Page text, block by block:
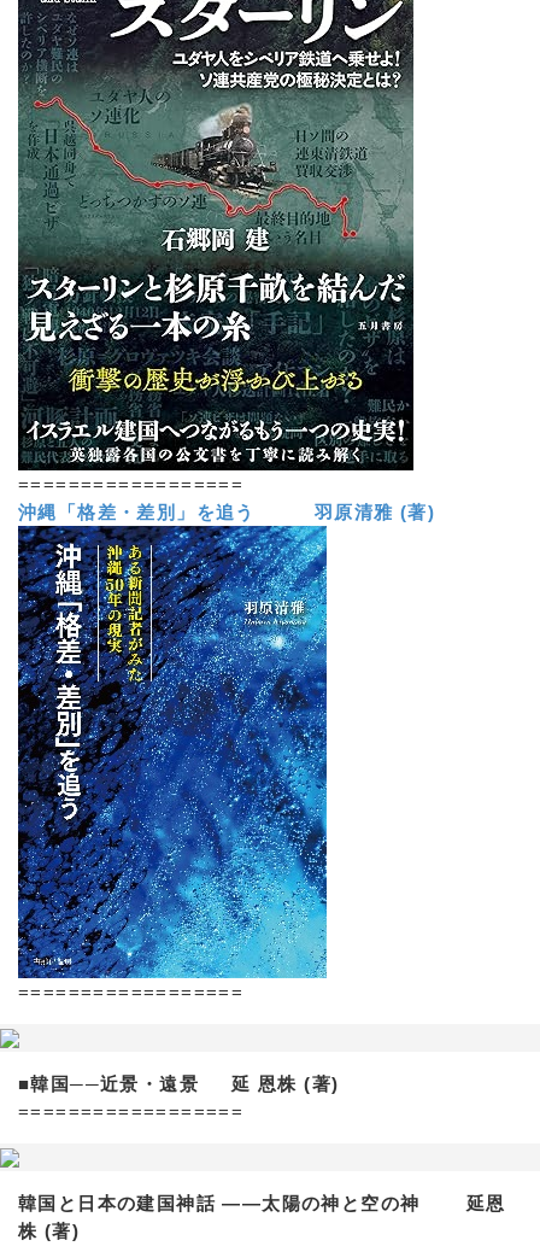
==================
沖縄「格差・差別」を追う 羽原清雅 (著)
==================
■韓国──近景・遠景 延 恩株 (著)
==================
韓国と日本の建国神話 ——太陽の神と空の神 延恩
株 (著)